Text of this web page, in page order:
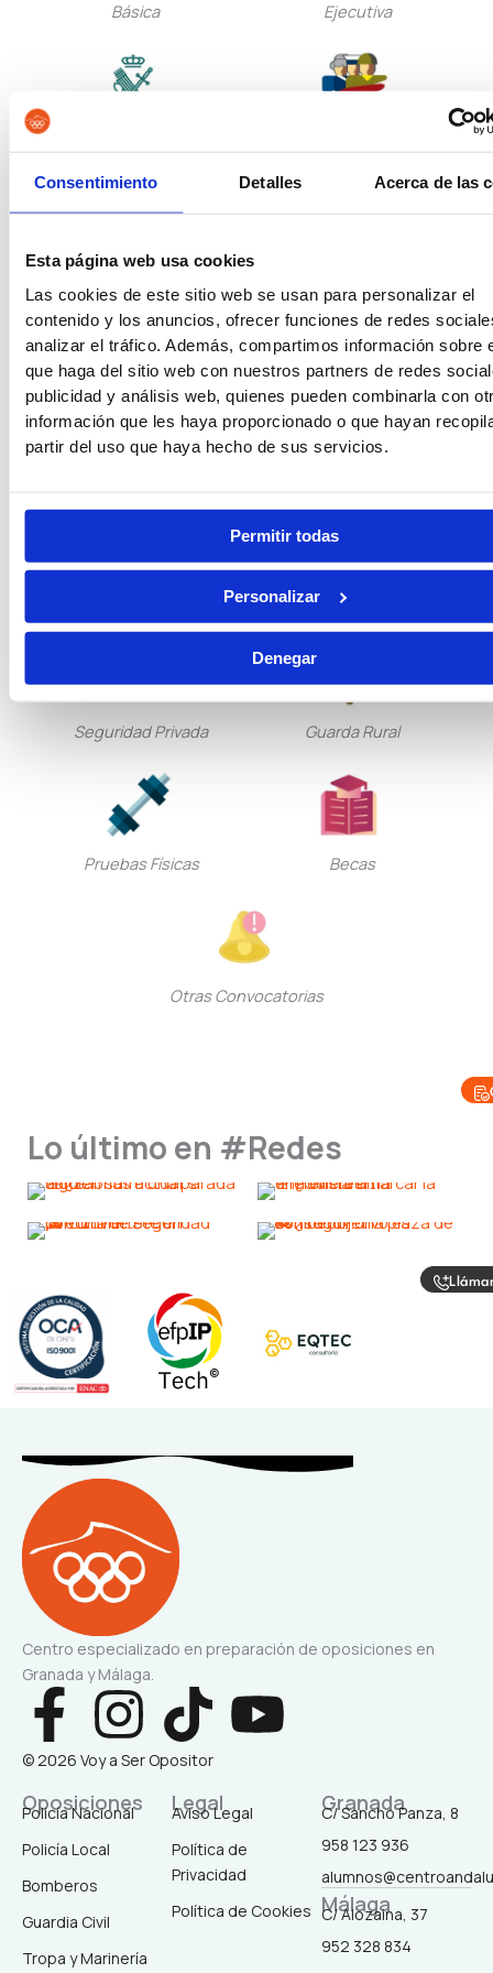
Consentimiento Detalles Acerca de las
Esta página web usa cookies
Las cookies de este sitio web se usan para personalizar el
contenido y los anuncios, ofrecer funciones de redes
analizar el tráfico. Además, compartimos información sobre
que haga del sitio web con nuestros partners de redes
publicidad y análisis web, quienes pueden combinarla con
información que les haya proporcionado o que hayan
partir del uso que haya hecho de sus servicios.
Permitir todas
Personalizar
Denegar
Básica Ejecutiva
Vigilancia Aduanera
Instituciones
Penitenciarias
Oposiciones de Justicia Auxilio Judicial
Tramitación Procesal Gestión Procesal
Seguridad Privada Guarda Rural
Pruebas Físicas Becas
Otras Convocatorias
Lo último en #Redes
Centro especializado en preparación de oposiciones en
Granada y Málaga.
F
a
c
e
b
I
n
s
a
T
i
k
t
o
Y
u
© 2026 Voy a Ser Opositor
Oposiciones
Policía Nacional
Policía Local
Bomberos
Guardia Civil
Tropa y Marinería
Legal
Aviso Legal
Política de
Privacidad
Política de Cookies
Granada
C/ Sancho Panza, 8
958 123 936
Málaga
C/ Alozaina, 37
952 328 834